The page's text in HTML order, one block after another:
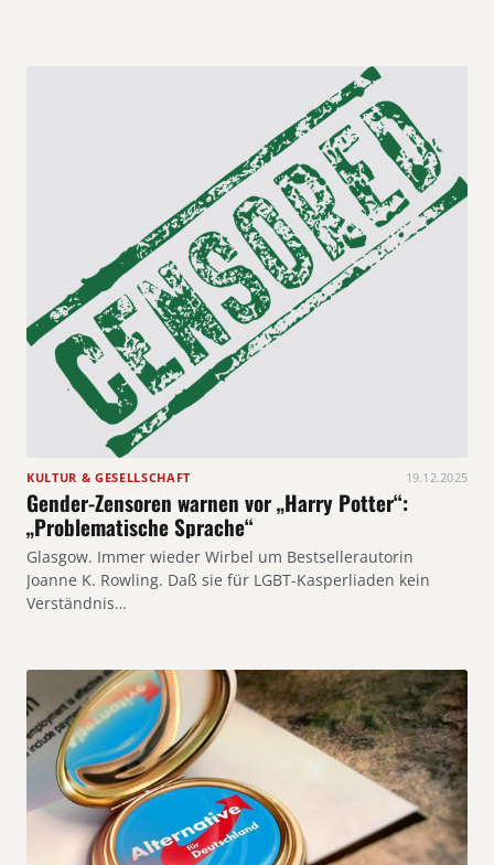
KULTUR & GESELLSCHAFT 19.12.2025
Gender-Zensoren warnen vor „Harry Potter“:
„Problematische Sprache“
Glasgow. Immer wieder Wirbel um Bestsellerautorin
Joanne K. Rowling. Daß sie für LGBT-Kasperliaden kein
Verständnis…